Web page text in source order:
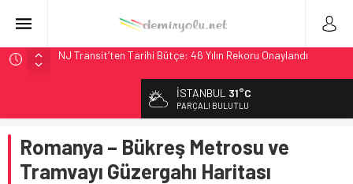
Rocky Mountain, Güneş Enerjili Tesisten İlk Rayı Sevk Etti
AAR, MIT ve Berkeley Dahil 4 Üniversiteyle Araştırma
Konsorsiyumu Başlattı
Madrid 6. Hat 2027’de Sürücüsüz: Kapasite %70 Artacak
İSTANBUL 31°C
PARÇALI BULUTLU
Romanya – Bükreş Metrosu ve
Tramvayı Güzergahı Haritası